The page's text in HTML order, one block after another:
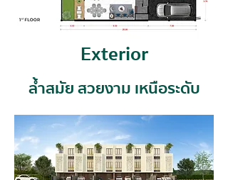
Exterior
ล้ำสมัย สวยงาม เหนือระดับ